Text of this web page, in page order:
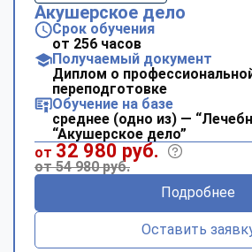
Акушерское дело
Срок обучения
от 256 часов
Получаемый документ
Диплом о
переподготовке
Обучение на базе
среднее (одно из) —
“Акушерское дело”
от 32 980 руб.
от 54 980 руб.
Подробнее
Оставить